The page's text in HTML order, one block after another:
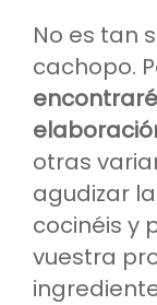
No es tan
cachopo.
otras
agudizar
cocinéis y
vuestra